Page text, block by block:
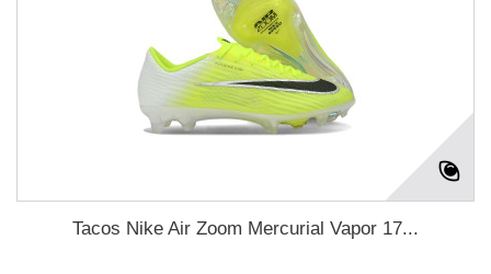
Tacos Nike Air Zoom Mercurial Vapor 17...